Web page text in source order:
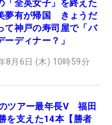
「全英女子」を終えた
夢有が帰国 きょうだ
て神戸の寿司屋で「バ
ーディナー？」
8月6日 (木) 10時59分
ツアー最年長V 福田
を支えた14本【勝者